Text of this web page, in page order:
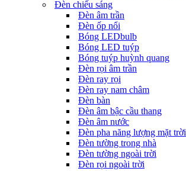
Đèn chiếu sáng
Đèn âm trần
Đèn ốp nổi
Bóng LEDbulb
Bóng LED tuýp
Bóng tuýp huỳnh quang
Đèn rọi âm trần
Đèn ray rọi
Đèn ray nam châm
Đèn bàn
Đèn âm bậc cầu thang
Đèn âm nước
Đèn pha năng lượng mặt trời
Đèn tường trong nhà
Đèn tường ngoài trời
Đèn rọi ngoài trời